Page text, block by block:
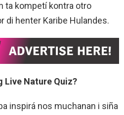
ta kompetí kontra otro
di henter Karibe Hulandes.
Live Nature Quiz?
inspirá nos muchanan i siña